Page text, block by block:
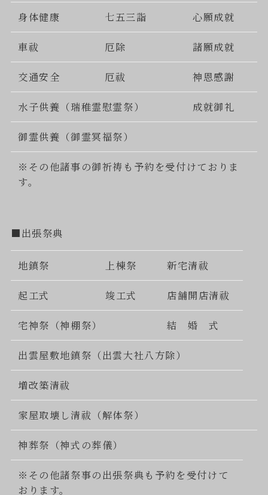
身体健康 七五三詣 心願成就
車祓 厄除 諸願成就
交通安全 厄祓 神恩感謝
水子供養（瑞稚霊慰霊祭） 成就御礼
御霊供養（御霊冥福祭）
※その他諸事の御祈祷も予約を受付けておりま
す。
■出張祭典
地鎮祭 上棟祭 新宅清祓
起工式 竣工式 店舗開店清祓
宅神祭（神棚祭） 結 婚 式
出雲屋敷地鎮祭（出雲大社八方除）
増改築清祓
家屋取壊し清祓（解体祭）
神葬祭（神式の葬儀）
※その他諸祭事の出張祭典も予約を受付けて
おります。